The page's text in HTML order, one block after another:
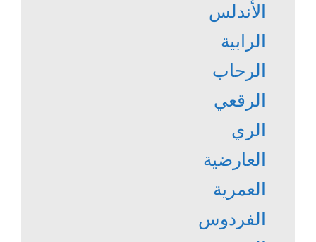
الأندلس
الرابية
الرحاب
الرقعي
الري
العارضية
العمرية
الفردوس